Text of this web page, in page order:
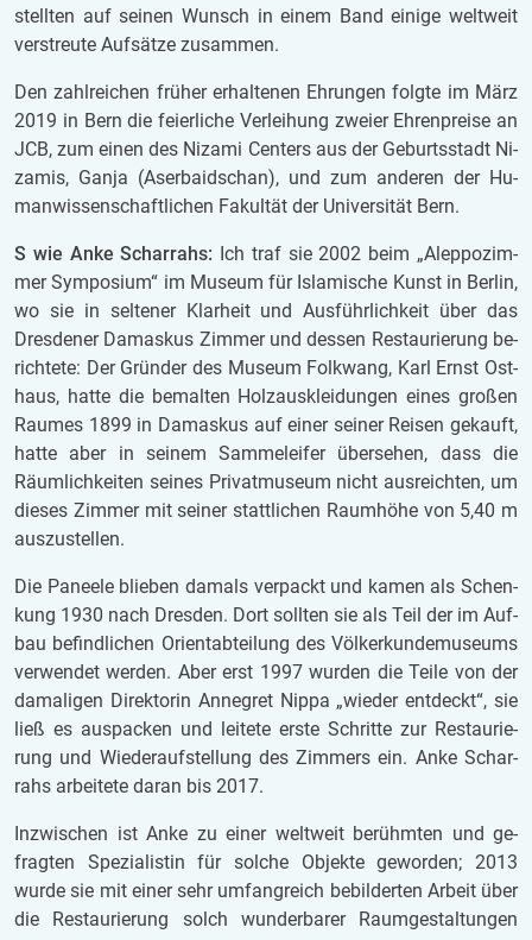
stell­ten auf sei­nen Wunsch in einem Band ei­ni­ge welt­weit
ver­streu­te Auf­sät­ze zu­sam­men.
Den zahl­rei­chen frü­her er­hal­te­nen Eh­run­gen folg­te im März
2019 in Bern die fei­er­li­che Ver­lei­hung zwei­er Eh­ren­prei­se an
JCB, zum einen des Ni­z­a­mi Cen­ters aus der Ge­burts­stadt Ni­
z­a­mis, Ganja (Aser­bai­dschan), und zum an­de­ren der Hu­
man­wis­sen­schaft­li­chen Fa­kul­tät der Uni­ver­si­tät Bern.
S wie Anke Schar­rahs: Ich traf sie 2002 beim „Alep­po­zim­
mer Sym­po­si­um“ im Mu­se­um für Is­la­mi­sche Kunst in Ber­lin,
wo sie in sel­te­ner Klar­heit und Aus­führ­lich­keit über das
Dres­de­ner Da­mas­kus Zim­mer und des­sen Re­stau­rie­rung be­
rich­te­te: Der Grün­der des Mu­se­um Folk­wang, Karl Ernst Ost­
haus, hatte die be­mal­ten Holz­aus­klei­dun­gen eines gro­ßen
Rau­mes 1899 in Da­mas­kus auf einer sei­ner Rei­sen ge­kauft,
hatte aber in sei­nem Sam­mel­eifer über­se­hen, dass die
Räum­lich­kei­ten sei­nes Pri­vat­mu­se­um nicht aus­reich­ten, um
die­ses Zim­mer mit sei­ner statt­li­chen Raum­hö­he von 5,40 m
aus­zu­stel­len.
Die Pa­nee­le blie­ben da­mals ver­packt und kamen als Schen­
kung 1930 nach Dres­den. Dort soll­ten sie als Teil der im Auf­
bau be­find­li­chen Ori­ent­ab­tei­lung des Völ­ker­kun­de­mu­se­ums
ver­wen­det wer­den. Aber erst 1997 wur­den die Teile von der
da­ma­li­gen Di­rek­to­rin An­ne­gret Nippa „wie­der ent­deckt“, sie
ließ es aus­pa­cken und lei­te­te erste Schrit­te zur Re­stau­rie­
rung und Wie­der­auf­stel­lung des Zim­mers ein. Anke Schar­
rahs ar­bei­te­te daran bis 2017.
In­zwi­schen ist Anke zu einer welt­weit be­rühm­ten und ge­
frag­ten Spe­zi­a­lis­tin für sol­che Ob­jek­te ge­wor­den; 2013
wurde sie mit einer sehr um­fang­reich be­bil­der­ten Ar­beit über
die Re­stau­rie­rung solch wun­der­ba­rer Raum­ge­stal­tun­gen